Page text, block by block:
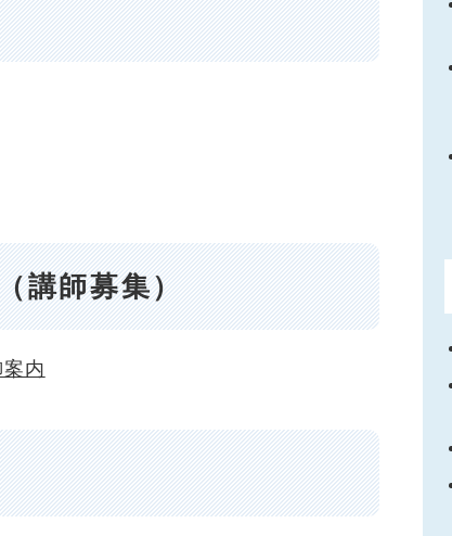
講師募集）
内